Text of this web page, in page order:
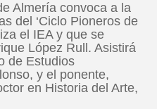
Almería convoca a la
del ‘Ciclo Pioneros de
el IEA y que se
López Rull. Asistirá
de Estudios
y el ponente,
en Historia del Arte,